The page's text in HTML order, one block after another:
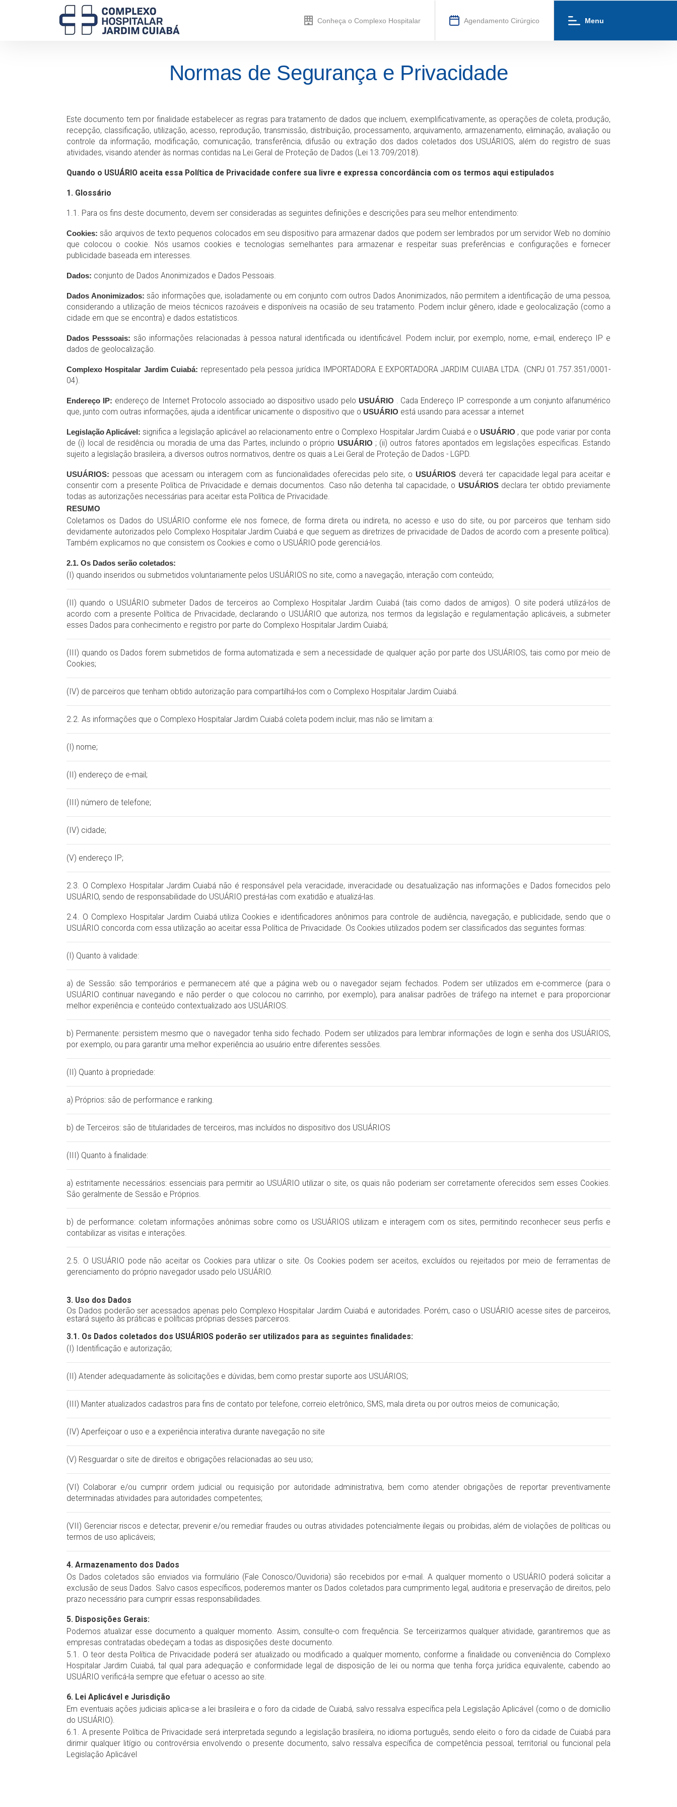
Conheça o Complexo Hospitalar Agendamento Cirúrgico Menu
Normas de Segurança e Privacidade
Este documento tem por finalidade estabelecer as regras para tratamento de dados que incluem, exemplificativamente, as operações de coleta, produção,
recepção, classificação, utilização, acesso, reprodução, transmissão, distribuição, processamento, arquivamento, armazenamento, eliminação, avaliação ou
controle da informação, modificação, comunicação, transferência, difusão ou extração dos dados coletados dos USUÁRIOS, além do registro de suas
atividades, visando atender às normas contidas na Lei Geral de Proteção de Dados (Lei 13.709/2018).
Quando o USUÁRIO aceita essa Política de Privacidade confere sua livre e expressa concordância com os termos aqui estipulados
1. Glossário
1.1. Para os fins deste documento, devem ser consideradas as seguintes definições e descrições para seu melhor entendimento:
Cookies: são arquivos de texto pequenos colocados em seu dispositivo para armazenar dados que podem ser lembrados por um servidor Web no domínio
que colocou o cookie. Nós usamos cookies e tecnologias semelhantes para armazenar e respeitar suas preferências e configurações e fornecer
publicidade baseada em interesses.
Dados: conjunto de Dados Anonimizados e Dados Pessoais.
Dados Anonimizados: são informações que, isoladamente ou em conjunto com outros Dados Anonimizados, não permitem a identificação de uma pessoa,
considerando a utilização de meios técnicos razoáveis e disponíveis na ocasião de seu tratamento. Podem incluir gênero, idade e geolocalização (como a
cidade em que se encontra) e dados estatísticos.
Dados Pesssoais: são informações relacionadas à pessoa natural identificada ou identificável. Podem incluir, por exemplo, nome, e-mail, endereço IP e
dados de geolocalização.
Complexo Hospitalar Jardim Cuiabá: representado pela pessoa jurídica IMPORTADORA E EXPORTADORA JARDIM CUIABA LTDA. (CNPJ 01.757.351/0001-
04).
Endereço IP: endereço de Internet Protocolo associado ao dispositivo usado pelo USUÁRIO . Cada Endereço IP corresponde a um conjunto alfanumérico
que, junto com outras informações, ajuda a identificar unicamente o dispositivo que o USUÁRIO está usando para acessar a internet
Legislação Aplicável: significa a legislação aplicável ao relacionamento entre o Complexo Hospitalar Jardim Cuiabá e o USUÁRIO , que pode variar por conta
de (i) local de residência ou moradia de uma das Partes, incluindo o próprio USUÁRIO ; (ii) outros fatores apontados em legislações específicas. Estando
sujeito a legislação brasileira, a diversos outros normativos, dentre os quais a Lei Geral de Proteção de Dados - LGPD.
USUÁRIOS: pessoas que acessam ou interagem com as funcionalidades oferecidas pelo site, o USUÁRIOS deverá ter capacidade legal para aceitar e
consentir com a presente Política de Privacidade e demais documentos. Caso não detenha tal capacidade, o USUÁRIOSdeclara ter obtido previamente
todas as autorizações necessárias para aceitar esta Política de Privacidade.
RESUMO
Coletamos os Dados do USUÁRIO conforme ele nos fornece, de forma direta ou indireta, no acesso e uso do site, ou por parceiros que tenham sido
devidamente autorizados pelo Complexo Hospitalar Jardim Cuiabá e que seguem as diretrizes de privacidade de Dados de acordo com a presente política).
Também explicamos no que consistem os Cookies e como o USUÁRIO pode gerenciá-los.
2.1. Os Dados serão coletados:
(I) quando inseridos ou submetidos voluntariamente pelos USUÁRIOS no site, como a navegação, interação com conteúdo;
(II) quando o USUÁRIO submeter Dados de terceiros ao Complexo Hospitalar Jardim Cuiabá (tais como dados de amigos). O site poderá utilizá-los de
acordo com a presente Política de Privacidade, declarando o USUÁRIO que autoriza, nos termos da legislação e regulamentação aplicáveis, a submeter
esses Dados para conhecimento e registro por parte do Complexo Hospitalar Jardim Cuiabá;
(III) quando os Dados forem submetidos de forma automatizada e sem a necessidade de qualquer ação por parte dos USUÁRIOS, tais como por meio de
Cookies;
(IV) de parceiros que tenham obtido autorização para compartilhá-los com o Complexo Hospitalar Jardim Cuiabá.
2.2. As informações que o Complexo Hospitalar Jardim Cuiabá coleta podem incluir, mas não se limitam a:
(I) nome;
(II) endereço de e-mail;
(III) número de telefone;
(IV) cidade;
(V) endereço IP;
2.3. O Complexo Hospitalar Jardim Cuiabá não é responsável pela veracidade, inveracidade ou desatualização nas informações e Dados fornecidos pelo
USUÁRIO, sendo de responsabilidade do USUÁRIO prestá-las com exatidão e atualizá-las.
2.4. O Complexo Hospitalar Jardim Cuiabá utiliza Cookies e identificadores anônimos para controle de audiência, navegação, e publicidade, sendo que o
USUÁRIO concorda com essa utilização ao aceitar essa Política de Privacidade. Os Cookies utilizados podem ser classificados das seguintes formas:
(I) Quanto à validade:
a) de Sessão: são temporários e permanecem até que a página web ou o navegador sejam fechados. Podem ser utilizados em e-commerce (para o
USUÁRIO continuar navegando e não perder o que colocou no carrinho, por exemplo), para analisar padrões de tráfego na internet e para proporcionar
melhor experiência e conteúdo contextualizado aos USUÁRIOS.
b) Permanente: persistem mesmo que o navegador tenha sido fechado. Podem ser utilizados para lembrar informações de login e senha dos USUÁRIOS,
por exemplo, ou para garantir uma melhor experiência ao usuário entre diferentes sessões.
(II) Quanto à propriedade:
a) Próprios: são de performance e ranking.
b) de Terceiros: são de titularidades de terceiros, mas incluídos no dispositivo dos USUÁRIOS
(III) Quanto à finalidade:
a) estritamente necessários: essenciais para permitir ao USUÁRIO utilizar o site, os quais não poderiam ser corretamente oferecidos sem esses Cookies.
São geralmente de Sessão e Próprios.
b) de performance: coletam informações anônimas sobre como os USUÁRIOS utilizam e interagem com os sites, permitindo reconhecer seus perfis e
contabilizar as visitas e interações.
2.5. O USUÁRIO pode não aceitar os Cookies para utilizar o site. Os Cookies podem ser aceitos, excluídos ou rejeitados por meio de ferramentas de
gerenciamento do próprio navegador usado pelo USUÁRIO.
3. Uso dos Dados
Os Dados poderão ser acessados apenas pelo Complexo Hospitalar Jardim Cuiabá e autoridades. Porém, caso o USUÁRIO acesse sites de parceiros,
estará sujeito às práticas e políticas próprias desses parceiros.
3.1. Os Dados coletados dos USUÁRIOS poderão ser utilizados para as seguintes finalidades:
(I) Identificação e autorização;
(II) Atender adequadamente às solicitações e dúvidas, bem como prestar suporte aos USUÁRIOS;
(III) Manter atualizados cadastros para fins de contato por telefone, correio eletrônico, SMS, mala direta ou por outros meios de comunicação;
(IV) Aperfeiçoar o uso e a experiência interativa durante navegação no site
(V) Resguardar o site de direitos e obrigações relacionadas ao seu uso;
(VI) Colaborar e/ou cumprir ordem judicial ou requisição por autoridade administrativa, bem como atender obrigações de reportar preventivamente
determinadas atividades para autoridades competentes;
(VII) Gerenciar riscos e detectar, prevenir e/ou remediar fraudes ou outras atividades potencialmente ilegais ou proibidas, além de violações de políticas ou
termos de uso aplicáveis;
4. Armazenamento dos Dados
Os Dados coletados são enviados via formulário (Fale Conosco/Ouvidoria) são recebidos por e-mail. A qualquer momento o USUÁRIO poderá solicitar a
exclusão de seus Dados. Salvo casos específicos, poderemos manter os Dados coletados para cumprimento legal, auditoria e preservação de direitos, pelo
prazo necessário para cumprir essas responsabilidades.
5. Disposições Gerais:
Podemos atualizar esse documento a qualquer momento. Assim, consulte-o com frequência. Se terceirizarmos qualquer atividade, garantiremos que as
empresas contratadas obedeçam a todas as disposições deste documento.
5.1. O teor desta Política de Privacidade poderá ser atualizado ou modificado a qualquer momento, conforme a finalidade ou conveniência do Complexo
Hospitalar Jardim Cuiabá, tal qual para adequação e conformidade legal de disposição de lei ou norma que tenha força jurídica equivalente, cabendo ao
USUÁRIO verificá-la sempre que efetuar o acesso ao site.
6. Lei Aplicável e Jurisdição
Em eventuais ações judiciais aplica-se a lei brasileira e o foro da cidade de Cuiabá, salvo ressalva específica pela Legislação Aplicável (como o de domicílio
do USUÁRIO).
6.1. A presente Política de Privacidade será interpretada segundo a legislação brasileira, no idioma português, sendo eleito o foro da cidade de Cuiabá para
dirimir qualquer litígio ou controvérsia envolvendo o presente documento, salvo ressalva específica de competência pessoal, territorial ou funcional pela
Legislação Aplicável